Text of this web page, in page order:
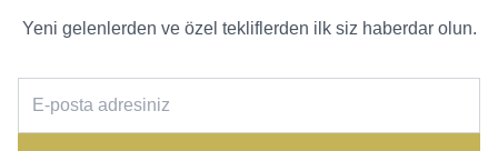
Yeni gelenlerden ve özel tekliflerden ilk siz haberdar olun.